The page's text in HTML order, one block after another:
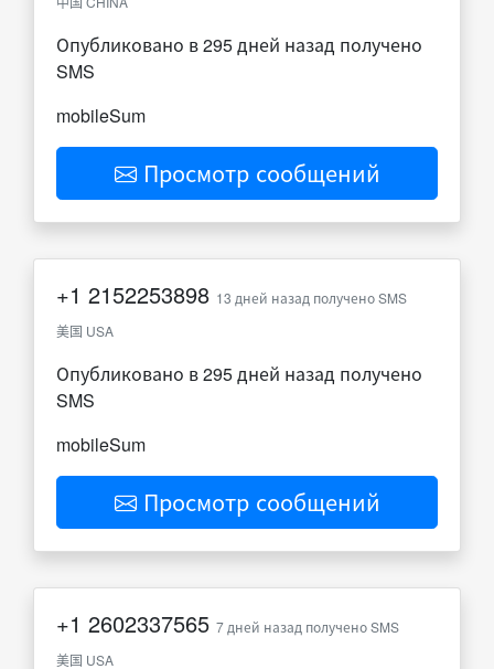
Опубликовано в 295 дней назад получено
SMS
mobileSum
Просмотр сообщений
+1 2152253898 13 дней назад получено SMS
美国 USA
Опубликовано в 295 дней назад получено
SMS
mobileSum
Просмотр сообщений
+1 2602337565 7 дней назад получено SMS
美国 USA